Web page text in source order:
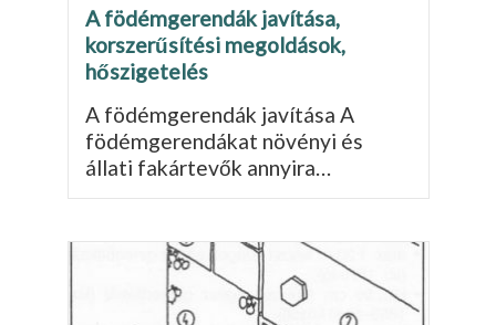
A födémgerendák javítása,
korszerűsítési megoldások,
hőszigetelés
A födémgerendák javítása A
födémgerendákat növényi és
állati fakártevők annyira…